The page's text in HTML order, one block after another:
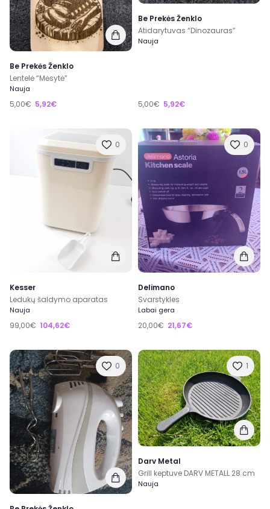
Be Prekės Ženklo
Lentelė “Mėsytė”
Nauja
5,00€ 5,92€
Be Prekės Ženklo
Atidarytuvas “Dinozauras”
Nauja
5,00€ 5,92€
0
Kesser
Ledukų šaldymo aparatas
Nauja
99,00€ 104,62€
0
Delimano
Svarstykles
Labai gera
20,00€ 21,67€
0 1
Darv Metal
Grill keptuve DARV METALL 28 cm
Nauja